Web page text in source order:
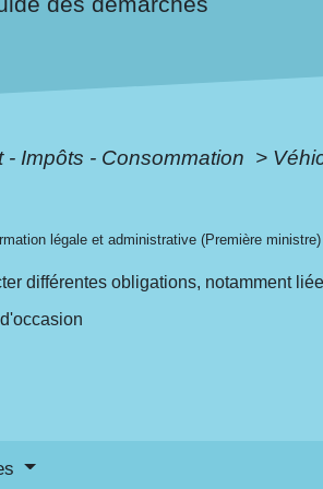
- Impôts - Consommation >
légale et administrative (Première ministre)
différentes obligations, notamment